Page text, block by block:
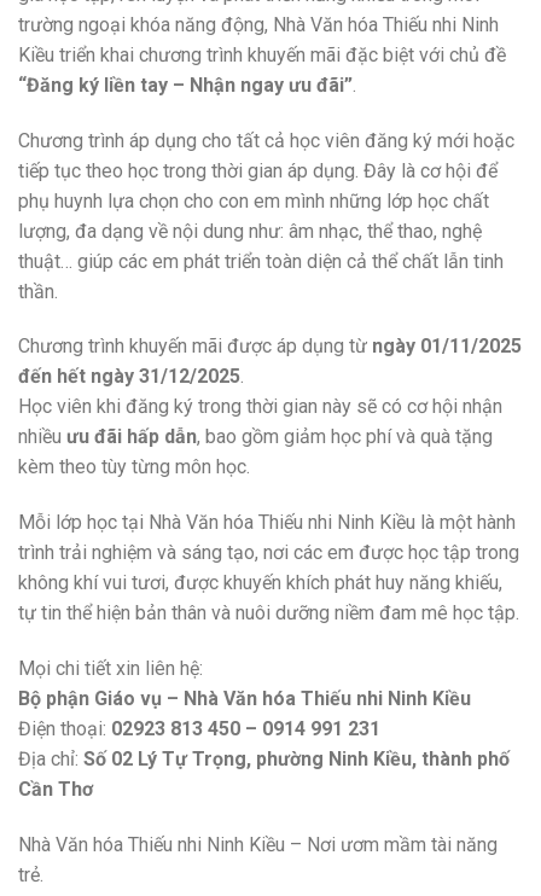
trường ngoại khóa năng động, Nhà Văn hóa Thiếu nhi Ninh
Kiều triển khai chương trình khuyến mãi đặc biệt với chủ đề
“Đăng ký liền tay – Nhận ngay ưu đãi”
Chương trình áp dụng cho tất cả học viên đăng ký mới hoặc
tiếp tục theo học trong thời gian áp dụng. Đây là cơ hội để
phụ huynh lựa chọn cho con em mình những lớp học chất
lượng, đa dạng về nội dung như: âm nhạc, thể thao, nghệ
thuật… giúp các em phát triển toàn diện cả thể chất lẫn tinh
thần.
Chương trình khuyến mãi được áp dụng từ ngày 01/11/2025
đến hết ngày 31/12/2025.
Học viên khi đăng ký trong thời gian này sẽ có cơ hội nhận
nhiều ưu đãi hấp dẫn, bao gồm giảm học phí và quà tặng
kèm theo tùy từng môn học.
Mỗi lớp học tại Nhà Văn hóa Thiếu nhi Ninh Kiều là một hành
trình trải nghiệm và sáng tạo, nơi các em được học tập trong
không khí vui tươi, được khuyến khích phát huy năng khiếu,
tự tin thể hiện bản thân và nuôi dưỡng niềm đam mê học tập.
Mọi chi tiết xin liên hệ:
Bộ phận Giáo vụ – Nhà Văn hóa Thiếu nhi Ninh Kiều
Điện thoại: 02923 813 450 – 0914 991 231
Địa chỉ: Số 02 Lý Tự Trọng, phường Ninh Kiều, thành phố
Cần Thơ
Nhà Văn hóa Thiếu nhi Ninh Kiều – Nơi ươm mầm tài năng
trẻ.